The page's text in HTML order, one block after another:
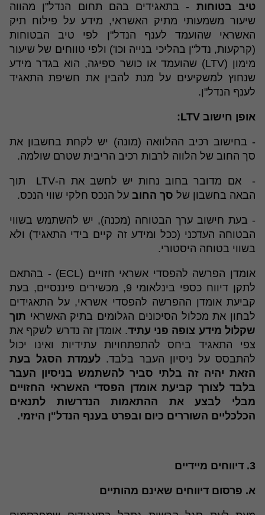
טיב בטוחות - בתאגידים בהם תחום הנדל"ן מהווה
שיעור משמעותי מתיק האשראי, מידע על פילוח תיק
האשראי שהועמד לענף הנדל"ן לפי טיב הבטוחות
(קרקעות, נדל"ן בהליכי בנייה וכו') ולפי טווחים של שיעור
מימון (LTV) שהועמד או כושר ספיגה, הוא בגדר מידע
שנחוץ למשקיעים על מנת להבין את חשיפת התאגיד
לענף הנדל"ן.
אופן חישוב LTV:
- בחישוב רכיב ההלוואה (מונה) יש לקחת בחשבון את
סך החוב של הלווה לרבות רכיב הריבית שטרם שולמה.
- אם מדובר בחוב נחות יש לחשב את ה-LTV תוך
הבאה בחשבון של סך החוב על הנכס חלקי שווי הנכס.
- בעת חישוב ערך הבטוחה (מכנה), יש להשתמש בשווי
הבטוחה העדכני (ככל ומידע זה קיים בידי התאגיד) ולא
בשווי בטוחה היסטורי.
אומדן הפרשה להפסדי אשראי חזויים (ECL) - בהתאם
לתקן דיווח כספי בינלאומי 9, מכשירים פיננסיים, בעת
קביעת אומדן ההפרשה להפסדי אשראי, על התאגידים
לבחון את מכלול הסיכונים הגלומים בתיק האשראי תוך
שקלול מידע צופה פני עתיד. אומדן זה נדרש לשקף את
צפי התאגיד ביחס להתפתחויות עתידיות ואינו יכול
להתבסס על ניסיון העבר בלבד. לעמדת הסגל בעת
הזאת יהיה זה בלתי סביר להשתמש בניסיון העבר
בלבד לצורך קביעת אומדן הפסדי האשראי החזויים
מבלי לבצע את ההתאמות הנדרשות לתנאים
הכלכליים השוררים כיום ובפרט בענף הנדל"ן היזמי.
3. דיווחים מיידיים
א. פרסום דיווחים שאינם מהותיים